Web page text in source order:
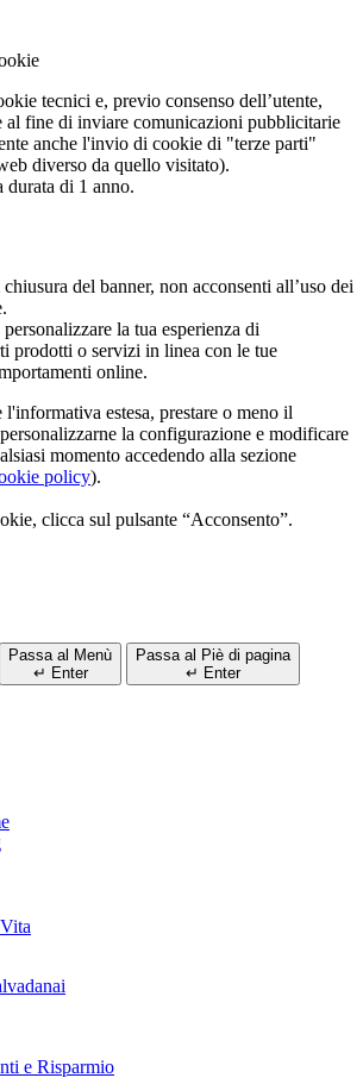
tecnici e, previo consenso dell’utente,
fine di inviare comunicazioni pubblicitarie
anche l'invio di cookie di "terze parti"
diverso da quello visitato).
durata di 1 anno.
del banner, non acconsenti all’uso dei
la tua esperienza di
prodotti o servizi in linea con le tue
online.
estesa, prestare o meno il
la configurazione e modificare
momento accedendo alla sezione
policy).
clicca sul pulsante “Acconsento”.
Passa al Menù
↵ Enter
Passa al Piè di pagina
↵ Enter
e Risparmio